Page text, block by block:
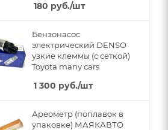
180 руб./шт
Бензонасос
электрический DENSO
узкие клеммы (с сеткой)
Toyota many cars
1 300 руб./шт
Ареометр (поплавок в
упаковке) МАЯКАВТО